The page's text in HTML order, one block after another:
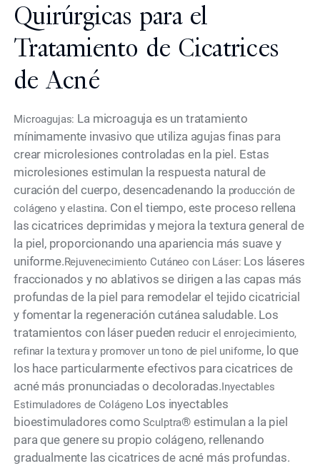
Quirúrgicas para el
Tratamiento de Cicatrices
de Acné
Microagujas: La microaguja es un tratamiento
mínimamente invasivo que utiliza agujas finas para
crear microlesiones controladas en la piel. Estas
microlesiones estimulan la respuesta natural de
curación del cuerpo, desencadenando la producción de
colágeno y elastina. Con el tiempo, este proceso rellena
las cicatrices deprimidas y mejora la textura general de
la piel, proporcionando una apariencia más suave y
uniforme.Rejuvenecimiento Cutáneo con Láser: Los láseres
fraccionados y no ablativos se dirigen a las capas más
profundas de la piel para remodelar el tejido cicatricial
y fomentar la regeneración cutánea saludable. Los
tratamientos con láser pueden reducir el enrojecimiento,
refinar la textura y promover un tono de piel uniforme, lo que
los hace particularmente efectivos para cicatrices de
acné más pronunciadas o decoloradas. Inyectables
Estimuladores de Colágeno Los inyectables
bioestimuladores comoSculptra® estimulan a la piel
para que genere su propio colágeno, rellenando
gradualmente las cicatrices de acné más profundas.